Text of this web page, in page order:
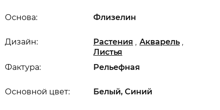
Основной цвет: Белый, Синий
Дизайн: Растения , Акварель ,
Листья
Основа: Флизелин
Фактура: Рельефная